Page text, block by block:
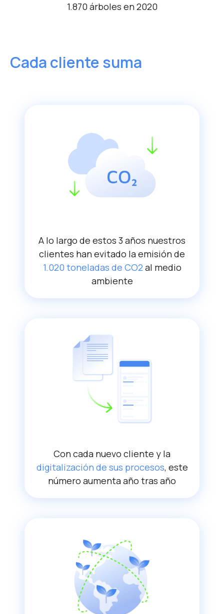
1.870 árboles en 2020
Cada cliente suma
A lo largo de estos 3 años nuestros
clientes han evitado la emisión de
1.020 toneladas de CO2 al medio
ambiente
Con cada nuevo cliente y la
digitalización de sus procesos, este
número aumenta año tras año